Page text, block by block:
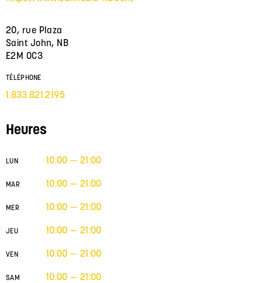
20, rue Plaza
Saint John, NB
E2M 0C3
TÉLÉPHONE
1.833.821.2195
Heures
LUN 10:00 — 21:00
MAR 10:00 — 21:00
MER 10:00 — 21:00
JEU 10:00 — 21:00
VEN 10:00 — 21:00
SAM 10:00 — 21:00